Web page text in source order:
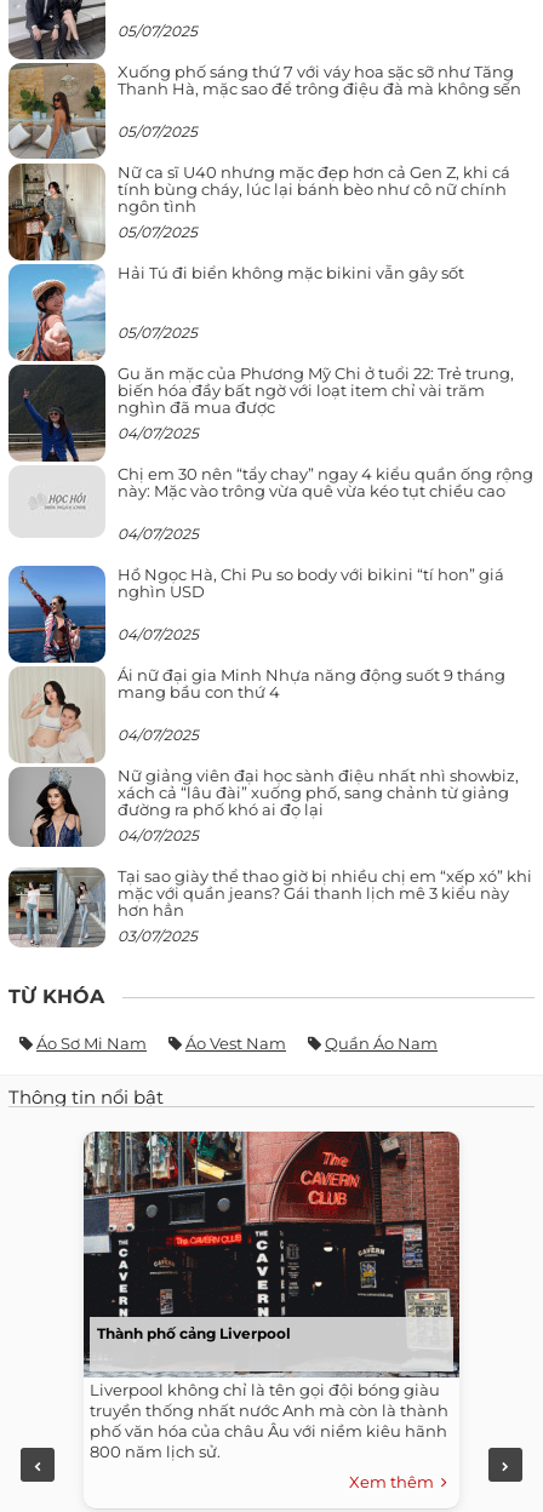
05/07/2025
Xuống phố sáng thứ 7 với váy hoa sặc sỡ như Tăng
Thanh Hà, mặc sao để trông điệu đà mà không sến
05/07/2025
Nữ ca sĩ U40 nhưng mặc đẹp hơn cả Gen Z, khi cá
tính bùng cháy, lúc lại bánh bèo như cô nữ chính
ngôn tình
05/07/2025
Hải Tú đi biển không mặc bikini vẫn gây sốt
05/07/2025
Gu ăn mặc của Phương Mỹ Chi ở tuổi 22: Trẻ trung,
biến hóa đầy bất ngờ với loạt item chỉ vài trăm
nghìn đã mua được
04/07/2025
Chị em 30 nên “tẩy chay” ngay 4 kiểu quần ống rộng
này: Mặc vào trông vừa quê vừa kéo tụt chiều cao
04/07/2025
Hồ Ngọc Hà, Chi Pu so body với bikini “tí hon” giá
nghìn USD
04/07/2025
Ái nữ đại gia Minh Nhựa năng động suốt 9 tháng
mang bầu con thứ 4
04/07/2025
Nữ giảng viên đại học sành điệu nhất nhì showbiz,
xách cả “lâu đài” xuống phố, sang chảnh từ giảng
đường ra phố khó ai đọ lại
04/07/2025
Tại sao giày thể thao giờ bị nhiều chị em “xếp xó” khi
mặc với quần jeans? Gái thanh lịch mê 3 kiểu này
hơn hẳn
03/07/2025
TỪ KHÓA
Áo Sơ Mi Nam Áo Vest Nam Quần Áo Nam
Thông tin nổi bật
Thành phố cảng Liverpool
Liverpool không chỉ là tên gọi đội bóng giàu
truyền thống nhất nước Anh mà còn là thành
phố văn hóa của châu Âu với niềm kiêu hãnh
800 năm lịch sử.
Xem thêm